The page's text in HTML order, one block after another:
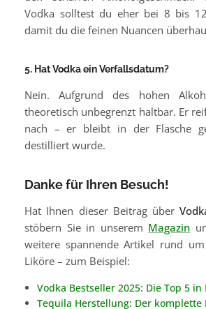
Vodka solltest du eher bei 8 bis
damit du die feinen Nuancen
5. Hat Vodka ein Verfallsdatum?
Nein. Aufgrund des hohen
theoretisch unbegrenzt haltbar. Er
nach – er bleibt in der Flasche
destilliert wurde.
Danke für Ihren Besuch!
Hat Ihnen dieser Beitrag über
stöbern Sie in unserem Magazin
weitere spannende Artikel rund
Liköre – zum Beispiel:
Vodka Bestseller 2025: Die Top 5
Tequila Herstellung: Der komplette